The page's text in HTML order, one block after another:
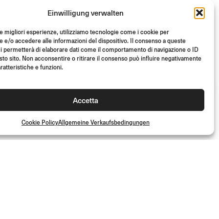
Einwilligung verwalten
migliori esperienze, utilizziamo tecnologie come i cookie per
e/o accedere alle informazioni del dispositivo. Il consenso a queste
permetterà di elaborare dati come il comportamento di navigazione o ID
sito. Non acconsentire o ritirare il consenso può influire negativamente
e funzioni.
Accetta
Cookie PolicyAllgemeine Verkaufsbedingungen
MONTAGESATZ DIRECT
€ 14.00 (Pro Stk.)